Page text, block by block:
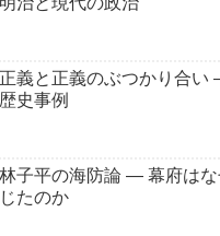
正義と正義のぶつかり合い
歴史事例
林子平の海防論 ― 幕府はな
じたのか